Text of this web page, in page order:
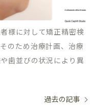
様に対して矯正精密検
のため治療計画、治療
歯並びの状況により異
過去の記事